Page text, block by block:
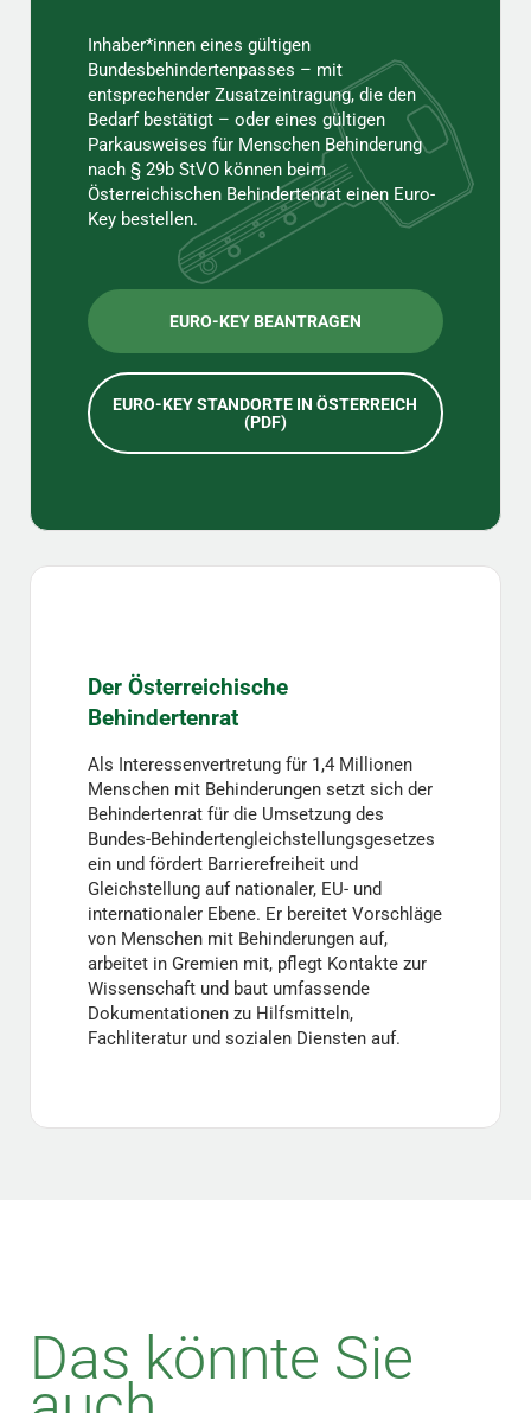
Inhaber*innen eines gültigen
Bundesbehindertenpasses – mit
entsprechender Zusatzeintragung, die den
Bedarf bestätigt – oder eines gültigen
Parkausweises für Menschen Behinderung
nach § 29b StVO können beim
Österreichischen Behindertenrat einen Euro-
Key bestellen.
EURO-KEY BEANTRAGEN
EURO-KEY STANDORTE IN ÖSTERREICH
(PDF)
Der Österreichische
Behindertenrat
Als Interessenvertretung für 1,4 Millionen
Menschen mit Behinderungen setzt sich der
Behindertenrat für die Umsetzung des
Bundes-Behindertengleichstellungsgesetzes
ein und fördert Barrierefreiheit und
Gleichstellung auf nationaler, EU- und
internationaler Ebene. Er bereitet Vorschläge
von Menschen mit Behinderungen auf,
arbeitet in Gremien mit, pflegt Kontakte zur
Wissenschaft und baut umfassende
Dokumentationen zu Hilfsmitteln,
Fachliteratur und sozialen Diensten auf.
Das könnte Sie